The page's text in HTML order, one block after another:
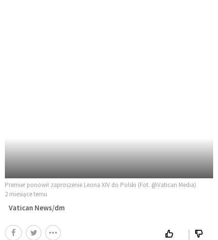
Premier ponowił zaproszenie Leona XIV do Polski (Fot. @Vatican Media)
2 miesiące temu
Vatican News/dm